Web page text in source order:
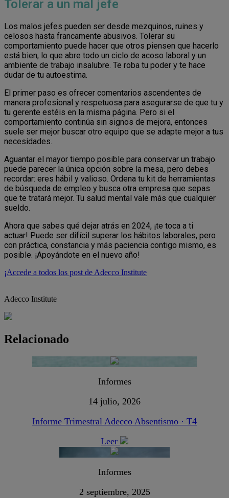
Tolerar a un mal jefe
Los malos jefes pueden ser desde mezquinos, ruines y
celosos hasta francamente abusivos. Tolerar su
comportamiento puede hacer que otros piensen que hacerlo
está bien, lo que abre todo un ciclo de acoso laboral y un
ambiente de trabajo insalubre. Te roba tu poder y te hace
dudar de tu autoestima.
El primer paso es ofrecer comentarios ascendentes de
manera profesional y respetuosa para asegurarse de que tu y
tu gerente estéis en la misma página. Pero si el
comportamiento continúa sin signos de mejora, entonces
suele ser mejor buscar otro equipo que se adapte mejor a tus
necesidades.
Aguantar el mayor tiempo posible para conservar un trabajo
puede parecer la única opción sobre la mesa, pero debes
recordar: eres hábil y valioso. Ordena tu kit de herramientas
de búsqueda de empleo y busca otra empresa que sepas
que te tratará mejor. Tu salud mental vale más que cualquier
sueldo.
Ahora que sabes qué dejar atrás en 2024, ¡te toca a ti
actuar! Puede ser difícil superar los hábitos laborales, pero
con práctica, constancia y más paciencia contigo mismo, es
posible. ¡Apoyándote en el nuevo año!
¡Accede a todos los post de Adecco Institute
Adecco Institute
Relacionado
Informes
14 julio, 2026
Informe Trimestral Adecco Absentismo · T4
Leer
Informes
2 septiembre, 2025